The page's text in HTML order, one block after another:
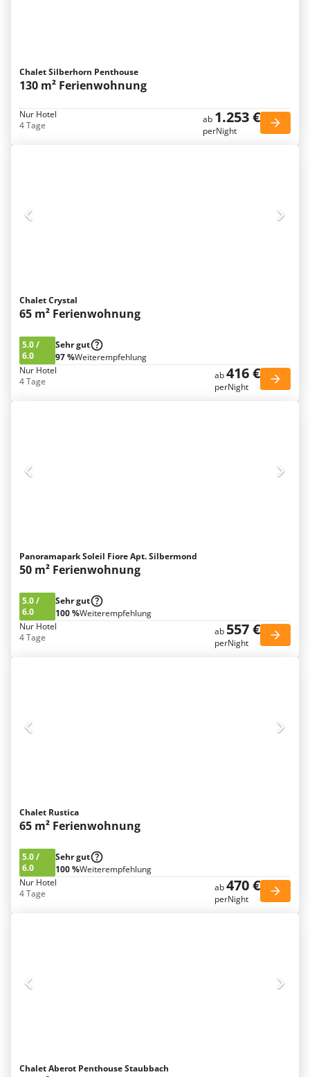
Chalet Silberhorn Penthouse
130 m² Ferienwohnung
Nur Hotel
4 Tage
ab 1.253 €
perNight
Chalet Crystal
65 m² Ferienwohnung
5.0/
6.0
Sehr gut
97 %Weiterempfehlung
Nur Hotel
4 Tage
ab416 €
perNight
Panoramapark Soleil Fiore Apt. Silbermond
50 m² Ferienwohnung
5.0/
6.0
Sehr gut
100 %Weiterempfehlung
Nur Hotel
4 Tage
ab 557 €
perNight
Chalet Rustica
65 m² Ferienwohnung
5.0/
6.0
Sehr gut
100 %Weiterempfehlung
Nur Hotel
4 Tage
ab470 €
perNight
Chalet Aberot Penthouse Staubbach